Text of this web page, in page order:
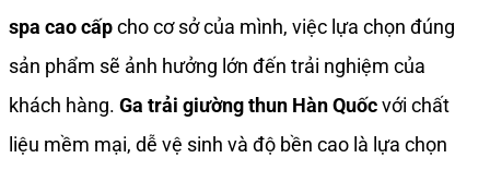
spa cao cấpcho cơ sở của mình, việc lựa chọn đúng
sản phẩm sẽ ảnh hưởng lớn đến trải nghiệm của
khách hàng. Ga trải giường thun Hàn Quốcvới chất
liệu mềm mại, dễ vệ sinh và độ bền cao là lựa chọn